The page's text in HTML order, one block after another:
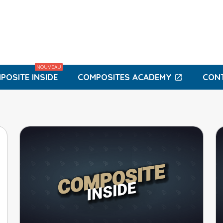
INSIDE
NOUVEAU
COMPOSITES ACADEMY open_in_new